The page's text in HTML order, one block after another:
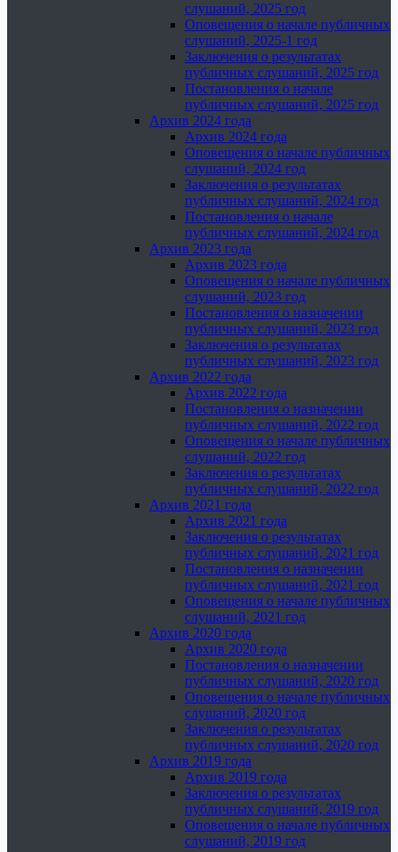
слушаний, 2025 год
Оповещения о начале публичных
слушаний, 2025-1 год
Заключения о результатах
публичных слушаний, 2025 год
Постановления о начале
публичных слушаний, 2025 год
Архив 2024 года
Архив 2024 года
Оповещения о начале публичных
слушаний, 2024 год
Заключения о результатах
публичных слушаний, 2024 год
Постановления о начале
публичных слушаний, 2024 год
Архив 2023 года
Архив 2023 года
Оповещения о начале публичных
слушаний, 2023 год
Постановления о назначении
публичных слушаний, 2023 год
Заключения о результатах
публичных слушаний, 2023 год
Архив 2022 года
Архив 2022 года
Постановления о назначении
публичных слушаний, 2022 год
Оповещения о начале публичных
слушаний, 2022 год
Заключения о результатах
публичных слушаний, 2022 год
Архив 2021 года
Архив 2021 года
Заключения о результатах
публичных слушаний, 2021 год
Постановления о назначении
публичных слушаний, 2021 год
Оповещения о начале публичных
слушаний, 2021 год
Архив 2020 года
Архив 2020 года
Постановления о назначении
публичных слушаний, 2020 год
Оповещения о начале публичных
слушаний, 2020 год
Заключения о результатах
публичных слушаний, 2020 год
Архив 2019 года
Архив 2019 года
Заключения о результатах
публичных слушаний, 2019 год
Оповещения о начале публичных
слушаний, 2019 год